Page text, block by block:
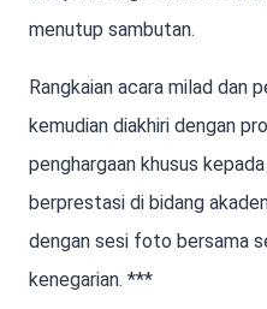
menutup sambutan.
Rangkaian acara milad dan
kemudian diakhiri dengan
penghargaan khusus
berprestasi di bidang
dengan sesi foto bersama
kenegarian. ***